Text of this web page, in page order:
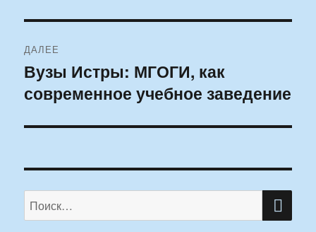
ДАЛЕЕ
Следующая
запись:
Вузы Истры: МГОГИ, как
современное учебное заведение
Искать: